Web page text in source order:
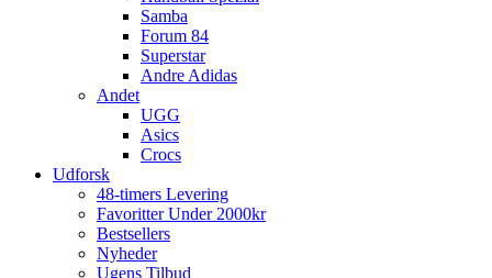
Samba
Forum 84
Superstar
Andre Adidas
Andet
UGG
Asics
Crocs
Udforsk
48-timers Levering
Favoritter Under 2000kr
Bestsellers
Nyheder
Ugens Tilbud